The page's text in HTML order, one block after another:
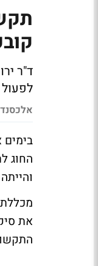
ד"ר
החוג
את
התקשורת